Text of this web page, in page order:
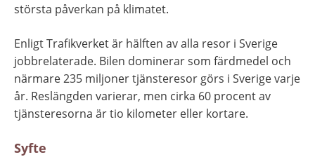
största påverkan på klimatet.
Enligt Trafikverket är hälften av alla resor i Sverige
jobbrelaterade. Bilen dominerar som färdmedel och
närmare 235 miljoner tjänsteresor görs i Sverige varje
år. Reslängden varierar, men cirka 60 procent av
tjänsteresorna är tio kilometer eller kortare.
Syfte